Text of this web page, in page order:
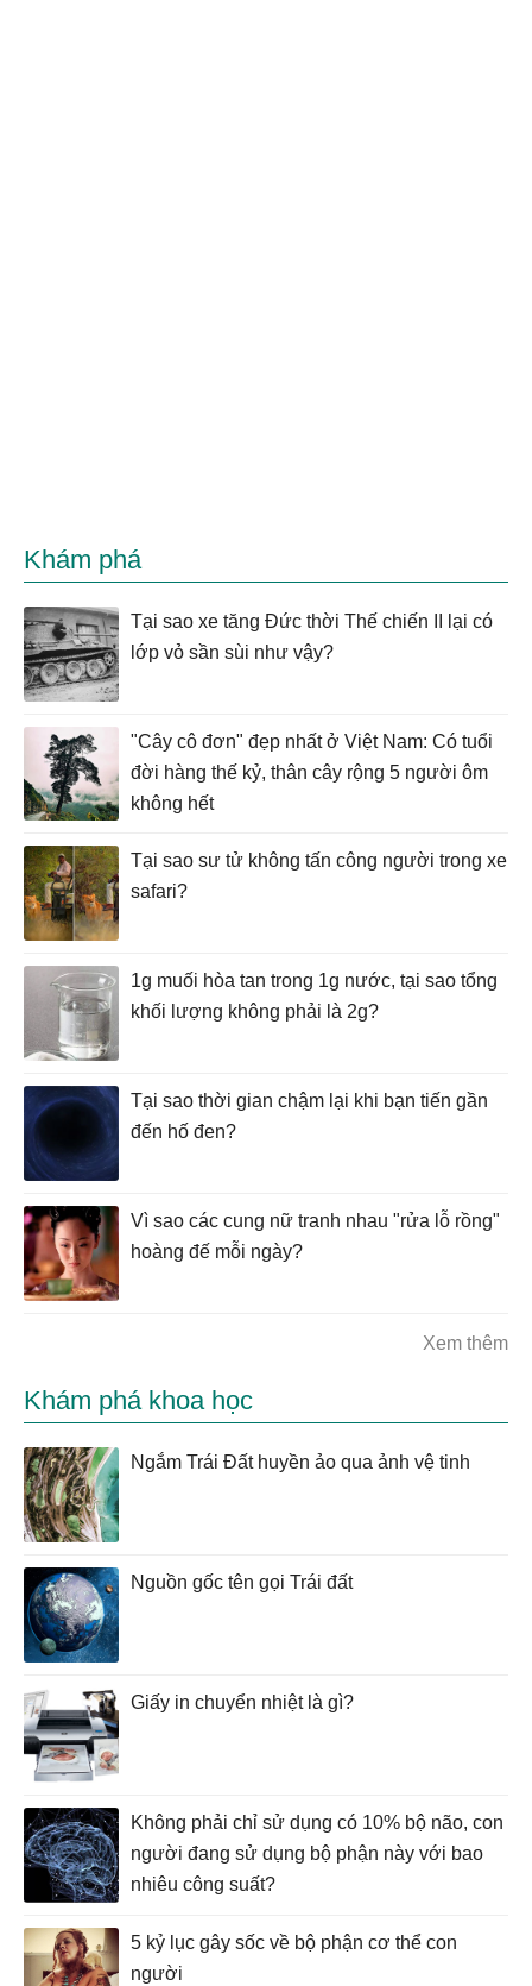
Khám phá
Tại sao xe tăng Đức thời Thế chiến II lại có
lớp vỏ sần sùi như vậy?
"Cây cô đơn" đẹp nhất ở Việt Nam: Có tuổi
đời hàng thế kỷ, thân cây rộng 5 người ôm
không hết
Tại sao sư tử không tấn công người trong xe
safari?
1g muối hòa tan trong 1g nước, tại sao tổng
khối lượng không phải là 2g?
Tại sao thời gian chậm lại khi bạn tiến gần
đến hố đen?
Vì sao các cung nữ tranh nhau "rửa lỗ rồng"
hoàng đế mỗi ngày?
Xem thêm
Khám phá khoa học
Ngắm Trái Đất huyền ảo qua ảnh vệ tinh
Nguồn gốc tên gọi Trái đất
Giấy in chuyển nhiệt là gì?
Không phải chỉ sử dụng có 10% bộ não, con
người đang sử dụng bộ phận này với bao
nhiêu công suất?
5 kỷ lục gây sốc về bộ phận cơ thể con
người